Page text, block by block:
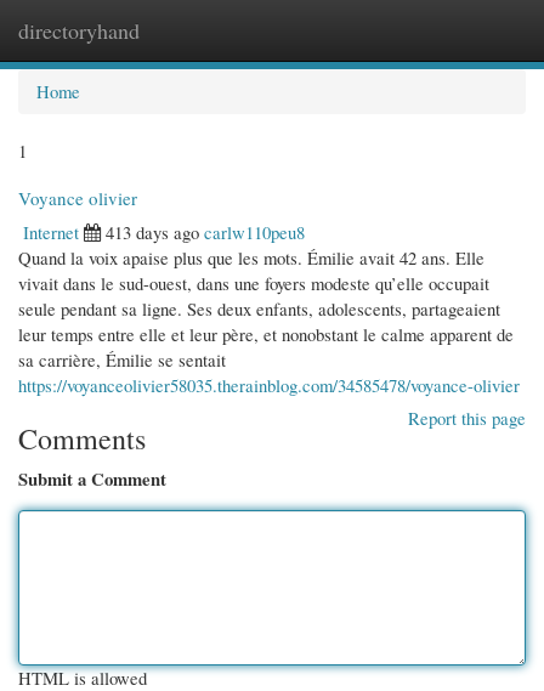
directoryhand
Home
1
Voyance olivier
Internet
413 days ago carlw110peu8
Quand la voix apaise plus que les mots. Émilie avait 42 ans. Elle
vivait dans le sud-ouest, dans une foyers modeste qu’elle occupait
seule pendant sa ligne. Ses deux enfants, adolescents, partageaient
leur temps entre elle et leur père, et nonobstant le calme apparent de
sa carrière, Émilie se sentait
https://voyanceolivier58035.therainblog.com/34585478/voyance-olivier
Report this page
Comments
Submit a Comment
HTML is allowed